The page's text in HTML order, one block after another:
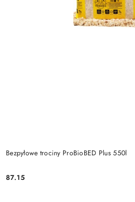
Bezpyłowe trociny ProBioBED Plus 550l
Cena:
87.15